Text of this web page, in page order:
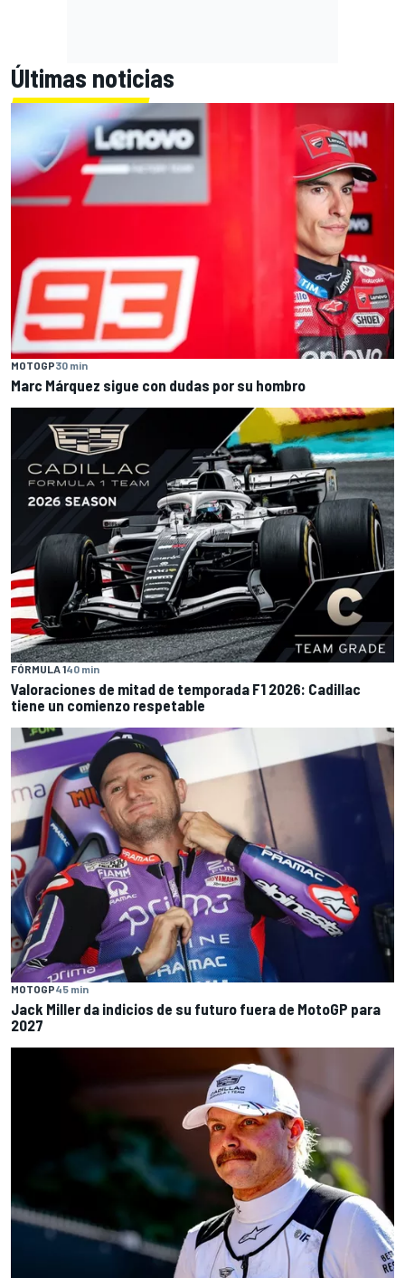
Últimas noticias
MOTOGP30 min
Marc Márquez sigue con dudas por su hombro
FÓRMULA 140 min
Valoraciones de mitad de temporada F1 2026: Cadillac
tiene un comienzo respetable
MOTOGP45 min
Jack Miller da indicios de su futuro fuera de MotoGP para
2027